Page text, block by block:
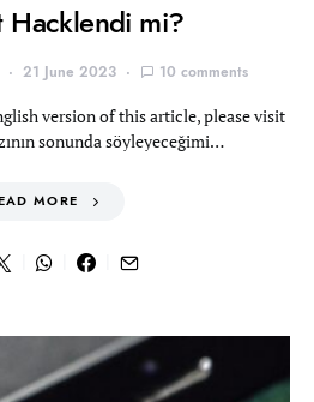
Hacklendi mi?
21 June 2023 10 comments
version of this article, please visit
sonunda söyleyeceğimi…
MORE